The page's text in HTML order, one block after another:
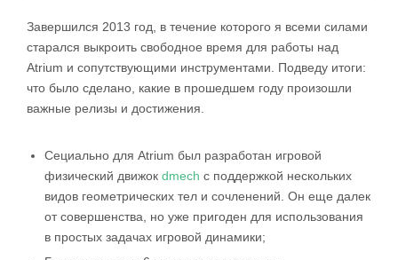
Завершился 2013 год, в течение которого я всеми силами
старался выкроить свободное время для работы над
Atrium и сопутствующими инструментами. Подведу итоги:
что было сделано, какие в прошедшем году произошли
важные релизы и достижения.
Сециально для Atrium был разработан игровой
физический движок dmech с поддержкой нескольких
видов геометрических тел и сочленений. Он еще далек
от совершенства, но уже пригоден для использования
в простых задачах игровой динамики;